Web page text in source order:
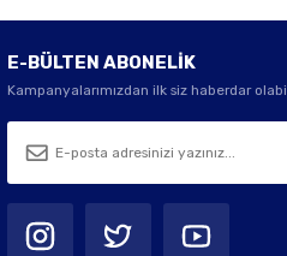
E-BÜLTEN ABONELİK
Kampanyalarımızdan ilk siz haberdar